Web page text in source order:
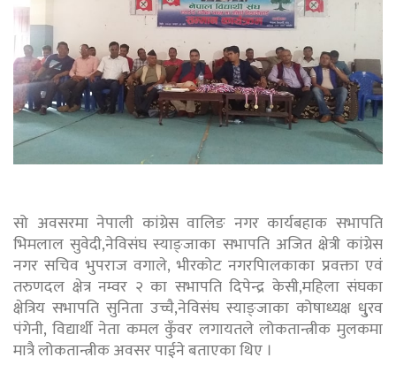
सो अवसरमा नेपाली कांग्रेस वालिङ नगर कार्यबहाक सभापति
भिमलाल सुवेदी,नेविसंघ स्याङ्जाका सभापति अजित क्षेत्री कांग्रेस
नगर सचिव भुपराज वगाले, भीरकोट नगरपािलकाका प्रवक्ता एवं
तरुणदल क्षेत्र नम्वर २ का सभापति दिपेन्द्र केसी,महिला संघका
क्षेत्रिय सभापति सुनिता उच्चै,नेविसंघ स्याङ्जाका कोषाध्यक्ष धु्रव
पंगेनी, विद्यार्थी नेता कमल कुँवर लगायतले लोकतान्त्रीक मुलकमा
मात्रै लोकतान्त्रीक अवसर पाईने बताएका थिए ।